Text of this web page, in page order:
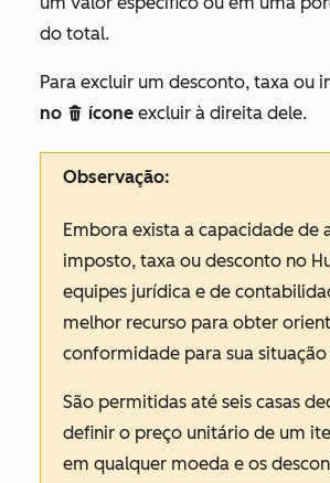
do total.
Para excluir um desconto, taxa ou
no delete ícone excluir à direita dele.
Observação:
Embora exista a capacidade de
imposto, taxa ou desconto no
equipes jurídica e de
melhor recurso para obter
conformidade para sua situação
São permitidas até seis casas
definir o preço unitário de um
em qualquer moeda e os